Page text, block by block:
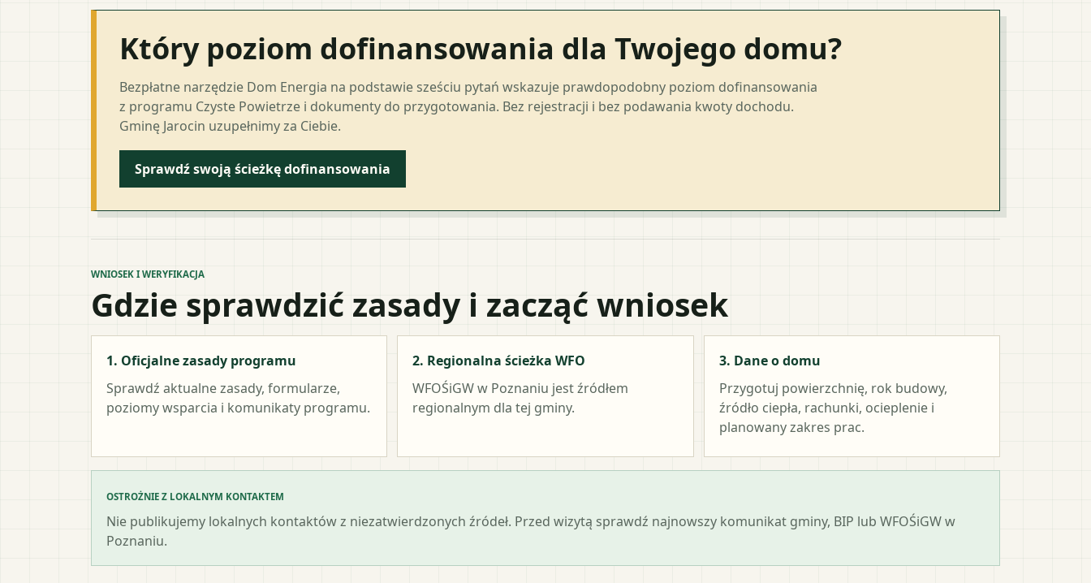
Który poziom dofinansowania dla Twojego domu?
Bezpłatne narzędzie Dom Energia na podstawie sześciu pytań wskazuje prawdopodobny poziom dofinansowania
z programu Czyste Powietrze i dokumenty do przygotowania. Bez rejestracji i bez podawania kwoty dochodu.
Gminę Jarocin uzupełnimy za Ciebie.
Sprawdź swoją ścieżkę dofinansowania
WNIOSEK I WERYFIKACJA
Gdzie sprawdzić zasady i zacząć wniosek
1. Oficjalne zasady programu
Sprawdź aktualne zasady, formularze,
poziomy wsparcia i komunikaty programu.
2. Regionalna ścieżka WFO
WFOŚiGW w Poznaniu jest źródłem
regionalnym dla tej gminy.
3. Dane o domu
Przygotuj powierzchnię, rok budowy,
źródło ciepła, rachunki, ocieplenie i
planowany zakres prac.
OSTROŻNIE Z LOKALNYM KONTAKTEM
Nie publikujemy lokalnych kontaktów z niezatwierdzonych źródeł. Przed wizytą sprawdź najnowszy komunikat gminy, BIP lub WFOŚiGW w
Poznaniu.